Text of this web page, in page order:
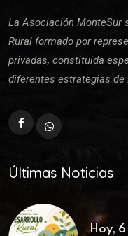
La Asociación MonteSur
Rural formado por
privadas, constituida
diferentes estrategias de
Últimas Noticias
Hoy, 6